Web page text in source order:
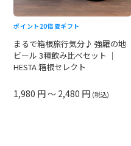
ポイント20倍 夏ギフト
まるで箱根旅行気分♪ 強羅の地
ビール 3種飲み比べセット ｜
HESTA 箱根セレクト
1,980 円 ～ 2,480 円 (税込)